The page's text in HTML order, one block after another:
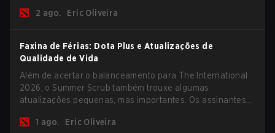
recompensas deste ano.
2 ago. Eric Oliveira
Faxina de Férias: Dota Plus e Atualizações de
Qualidade de Vida
Além de acertar o balanceamento para The International
2026, o Summer Scrub também trouxe algumas
atualizações pequenas, mas importantes. Os assinantes
jogo e agora todos os jogadores podem vincular teclas de
1 ago. Eric Oliveira